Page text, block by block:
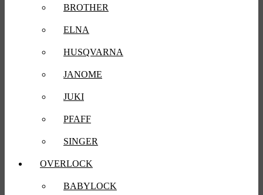
BROTHER
ELNA
HUSQVARNA
JANOME
JUKI
PFAFF
SINGER
OVERLOCK
BABYLOCK